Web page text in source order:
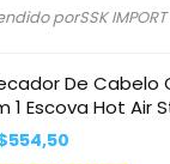
original
era:
atual
porSSK IMPORT
De Cabelo
1 Escova Hot Air
554,50